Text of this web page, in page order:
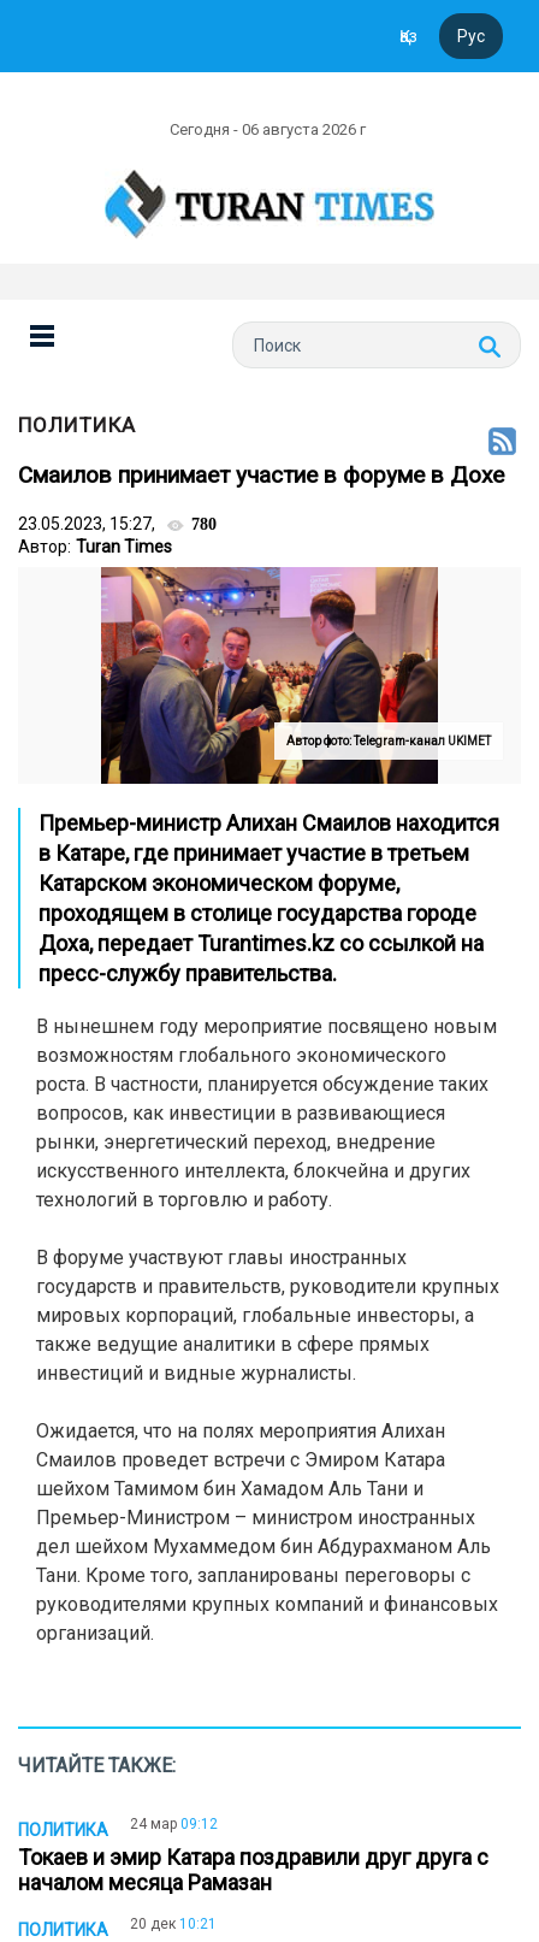
Қаз Рус
Сегодня - 06 августа 2026 г
ПОЛИТИКА
Смаилов принимает участие в форуме в Дохе
23.05.2023, 15:27, 780
Автор: Turan Times
Автор фото: Telegram-канал UKIMET
Премьер-министр Алихан Смаилов находится
в Катаре, где принимает участие в третьем
Катарском экономическом форуме,
проходящем в столице государства городе
Доха, передаетTurantimes.kz со ссылкой на
пресс-службу правительства.
В нынешнем году мероприятие посвящено новым
возможностям глобального экономического
роста. В частности, планируется обсуждение таких
вопросов, как инвестиции в развивающиеся
рынки, энергетический переход, внедрение
искусственного интеллекта, блокчейна и других
технологий в торговлю и работу.
В форуме участвуют главы иностранных
государств и правительств, руководители крупных
мировых корпораций, глобальные инвесторы, а
также ведущие аналитики в сфере прямых
инвестиций и видные журналисты.
Ожидается, что на полях мероприятия Алихан
Смаилов проведет встречи с Эмиром Катара
шейхом Тамимом бин Хамадом Аль Тани и
Премьер-Министром – министром иностранных
дел шейхом Мухаммедом бин Абдурахманом Аль
Тани. Кроме того, запланированы переговоры с
руководителями крупных компаний и финансовых
организаций.
ЧИТАЙТЕ ТАКЖЕ:
ПОЛИТИКА 24 мар 09:12
Токаев и эмир Катара поздравили друг друга с
началом месяца Рамазан
ПОЛИТИКА 20 дек 10:21